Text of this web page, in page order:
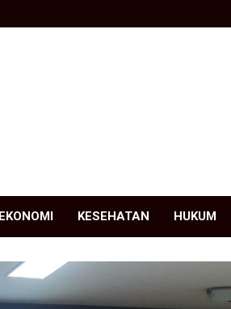
EKONOMI KESEHATAN HUKUM